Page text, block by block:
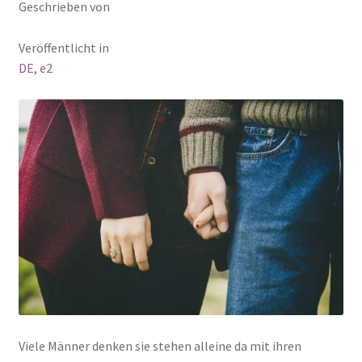
Geschrieben von
Veröffentlicht in
DE, e2
Viele Männer denken sie stehen alleine da mit ihren